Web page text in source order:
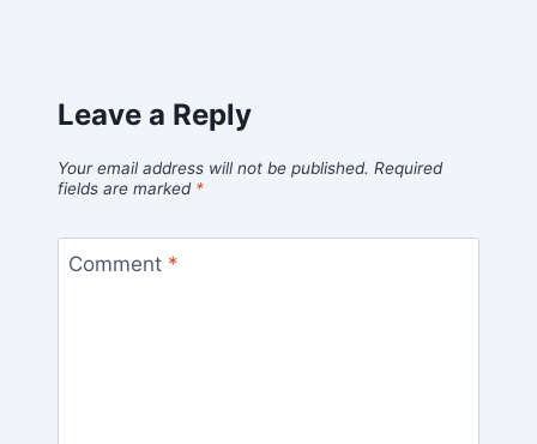
Leave a Reply
Your email address will not be published. Required
fields are marked *
Comment *